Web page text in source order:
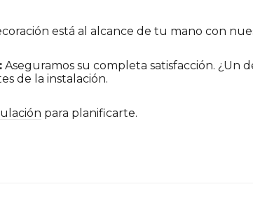
está al alcance de tu mano con
Aseguramos su completa satisfacción. ¿Un
de la instalación.
para planificarte.